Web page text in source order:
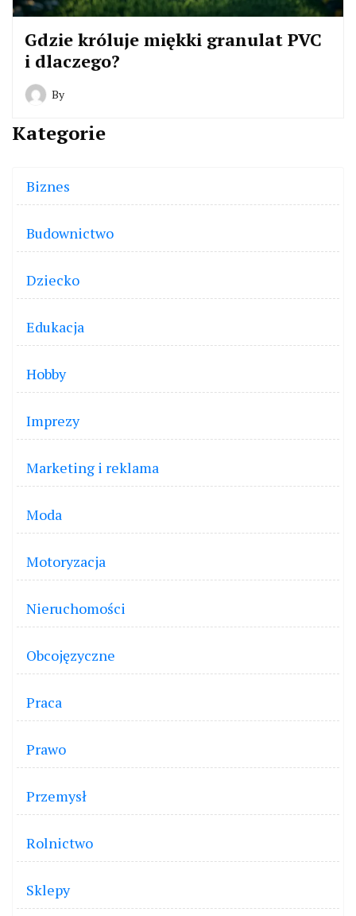
Gdzie króluje miękki granulat PVC
i dlaczego?
By
Kategorie
Biznes
Budownictwo
Dziecko
Edukacja
Hobby
Imprezy
Marketing i reklama
Moda
Motoryzacja
Nieruchomości
Obcojęzyczne
Praca
Prawo
Przemysł
Rolnictwo
Sklepy